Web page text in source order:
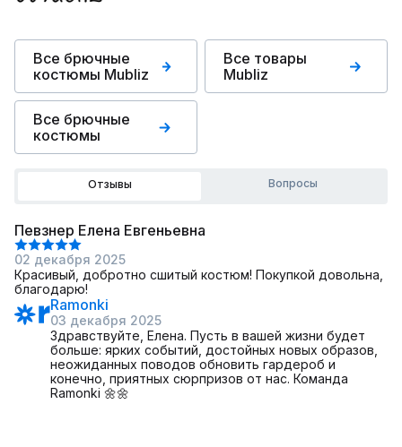
Все брючные
костюмы Mubliz
Все товары
Mubliz
Все брючные
костюмы
Отзывы Вопросы
Певзнер Елена Евгеньевна
02 декабря 2025
Красивый, добротно сшитый костюм! Покупкой довольна,
благодарю!
Ramonki
03 декабря 2025
Здравствуйте, Елена. Пусть в вашей жизни будет
больше: ярких событий, достойных новых образов,
неожиданных поводов обновить гардероб и
конечно, приятных сюрпризов от нас. Команда
Ramonki 🌼🌼